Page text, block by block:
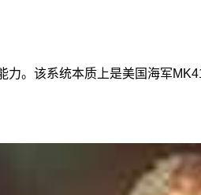
。该系统本质上是美国海军